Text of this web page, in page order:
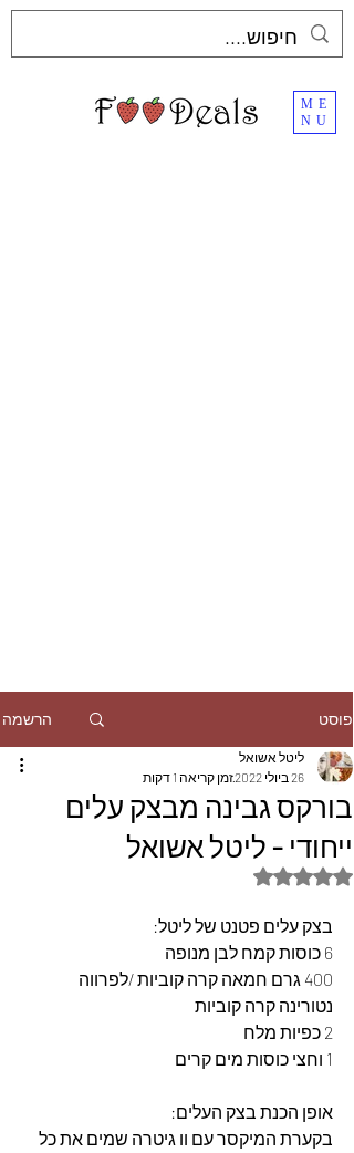
ME
NU
פוסט הרשמה
בורקס גבינה מבצק עלים
ייחודי - ליטל אשואל
ליטל אשואל
26 ביולי 2022
זמן קריאה 1 דקות
דירוג של NaN מתוך 5 כוכבים
בצק עלים פטנט של ליטל:
6 כוסות קמח לבן מנופה
400 גרם חמאה קרה קוביות /לפרווה
נטורינה קרה קוביות
2 כפיות מלח
1 וחצי כוסות מים קרים
אופן הכנת בצק העלים:
בקערת המיקסר עם וו גיטרה שמים את כל